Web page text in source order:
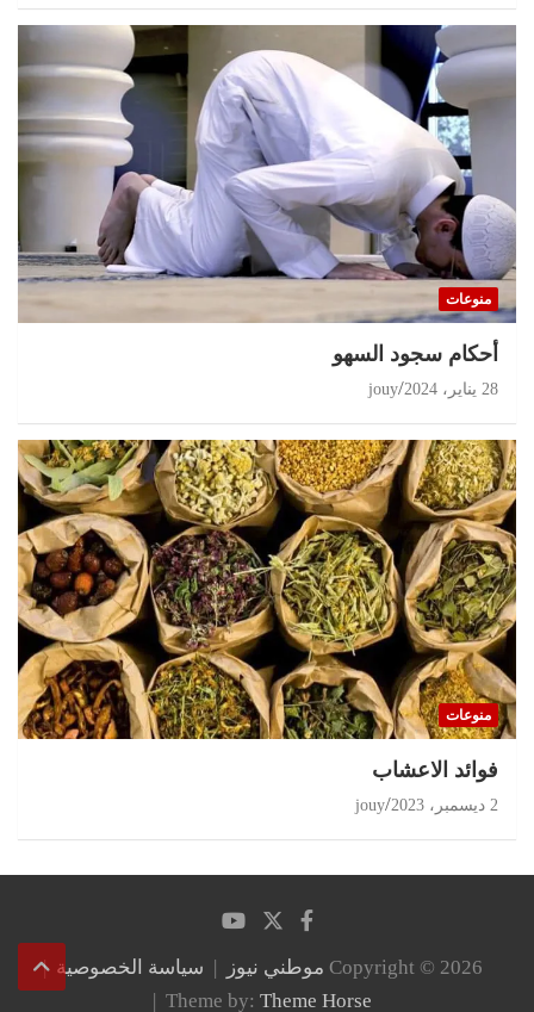
منوعات
أحكام سجود السهو
28 يناير، 2024 jouy
منوعات
‏فوائد الاعشاب
2 ديسمبر، 2023 jouy
Copyright © 2026 موطني نيوز
سياسة الخصوصية
Theme by: Theme Horse